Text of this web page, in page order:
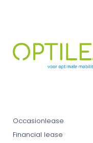
Occasionlease
Financial lease